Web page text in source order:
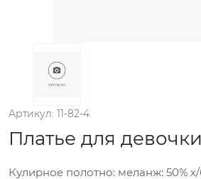
Артикул: 11-82-4.
Платье для девочки
Кулирное полотно: меланж: 50% х/